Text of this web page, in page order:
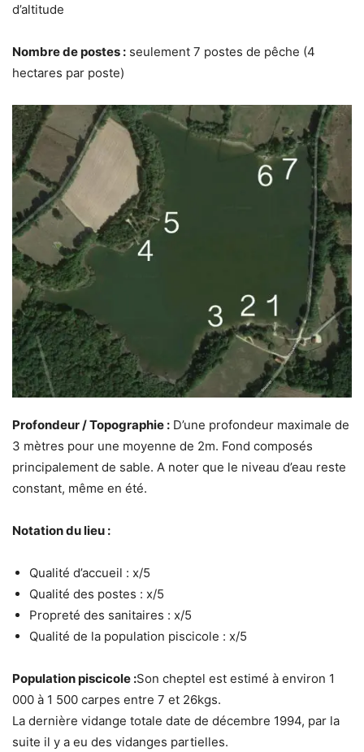
d’altitude
Nombre de postes : seulement 7 postes de pêche (4
hectares par poste)
Profondeur / Topographie : D’une profondeur maximale de
3 mètres pour une moyenne de 2m. Fond composés
principalement de sable. A noter que le niveau d’eau reste
constant, même en été.
Notation du lieu :
Qualité d’accueil : x/5
Qualité des postes : x/5
Propreté des sanitaires : x/5
Qualité de la population piscicole : x/5
Population piscicole :Son cheptel est estimé à environ 1
000 à 1 500 carpes entre 7 et 26kgs.
La dernière vidange totale date de décembre 1994, par la
suite il y a eu des vidanges partielles.